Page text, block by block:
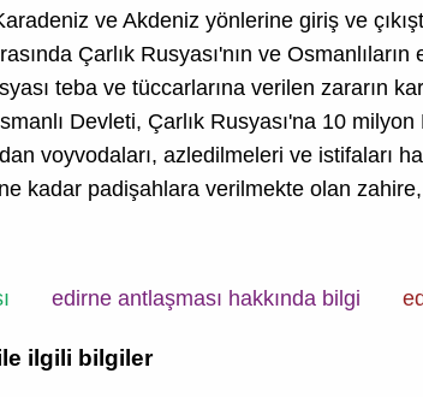
ve Akdeniz yönlerine giriş ve
Çarlık Rusyası'nın ve
teba ve tüccarlarına verilen zararın
Devleti, Çarlık Rusyası'na 10
voyvodaları, azledilmeleri ve istifaları
kadar padişahlara verilmekte olan
edirne antlaşması hakkında bilgi
ilgili bilgiler